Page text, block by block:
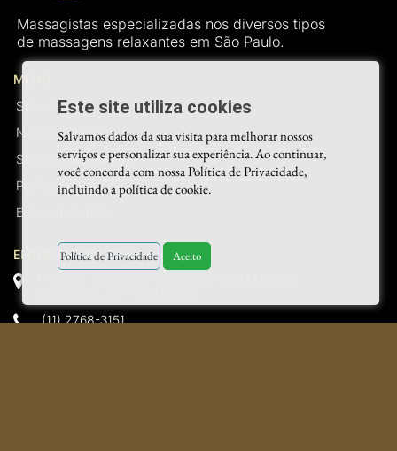
Este site utiliza cookies
Salvamos dados da sua visita para melhorar nossos
serviços e personalizar sua experiência. Ao continuar,
você concorda com nossa Política de Privacidade,
incluindo a política de cookie.
Política de Privacidade Aceito
Massagistas especializadas nos diversos tipos
de massagens relaxantes em São Paulo.
MENU
Sobre Nós
Nossas Terapeutas
Sobre as Massagens
Política de Privacidade
Entre em Contato
ENTRE EM CONTATO
(11) 2768-3151